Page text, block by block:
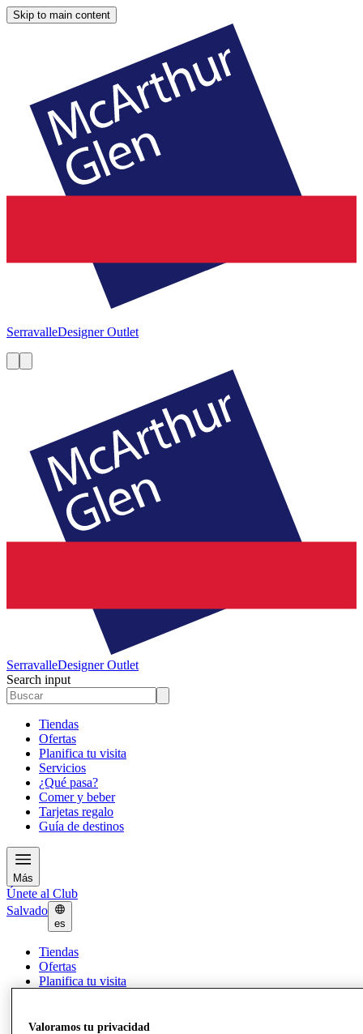
Skip to main content
SerravalleDesigner Outlet
SerravalleDesigner Outlet
Search input
Tiendas
Ofertas
Planifica tu visita
Servicios
¿Qué pasa?
Comer y beber
Tarjetas regalo
Guía de destinos
Más
Únete al Club
Salvado
es
Tiendas
Ofertas
Planifica tu visita
Comer y beber
Valoramos tu privacidad